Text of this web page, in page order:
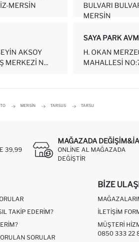
MERSİN
BULVARI
MERSIN
AKSOY
MERKEZI N...
SAYA PARK
H. OKAN
MAHALLESI
MERSIN TARSUS TARSU
39,99
MAĞAZADA
ONLINE AL MAĞAZADA
DEĞIŞTIR
TAKIP EDERIM?
SORULAR
BIZE
İLETIŞIM
MÜŞTERI
0850 333 22